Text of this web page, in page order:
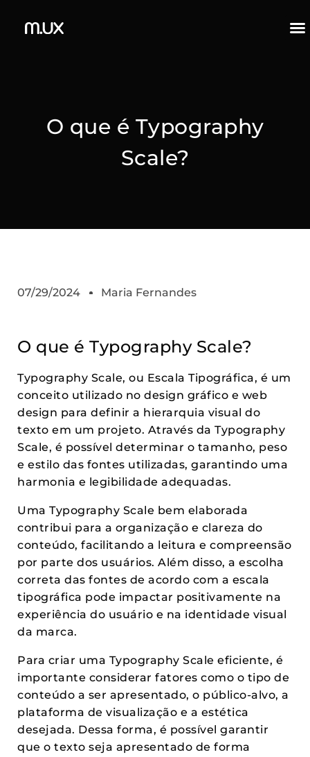
O que é Typography
Scale?
07/29/2024 Maria Fernandes
O que é Typography Scale?
Typography Scale, ou Escala Tipográfica, é um
conceito utilizado no design gráfico e web
design para definir a hierarquia visual do
texto em um projeto. Através da Typography
Scale, é possível determinar o tamanho, peso
e estilo das fontes utilizadas, garantindo uma
harmonia e legibilidade adequadas.
Uma Typography Scale bem elaborada
contribui para a organização e clareza do
conteúdo, facilitando a leitura e compreensão
por parte dos usuários. Além disso, a escolha
correta das fontes de acordo com a escala
tipográfica pode impactar positivamente na
experiência do usuário e na identidade visual
da marca.
Para criar uma Typography Scale eficiente, é
importante considerar fatores como o tipo de
conteúdo a ser apresentado, o público-alvo, a
plataforma de visualização e a estética
desejada. Dessa forma, é possível garantir
que o texto seja apresentado de forma